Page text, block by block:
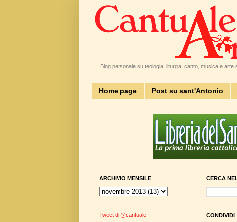
Blog personale su teologia, liturgia, canto, musica e arte
Home page Post su sant'Antonio
CERCA
CONDIVIDI
ARCHIVIO MENSILE
Tweet di @cantuale